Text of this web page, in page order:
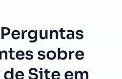
sobre
Site em